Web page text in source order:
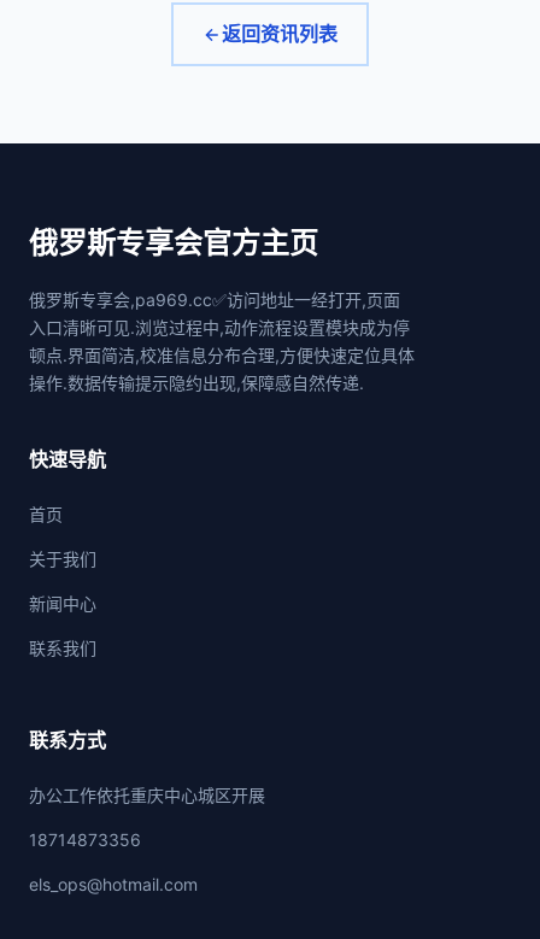
返回资讯列表
俄罗斯专享会官方主页
俄罗斯专享会,pa969.cc✅访问地址一经打开,页面
入口清晰可见.浏览过程中,动作流程设置模块成为停
顿点.界面简洁,校准信息分布合理,方便快速定位具体
操作.数据传输提示隐约出现,保障感自然传递.
快速导航
首页
关于我们
新闻中心
联系我们
联系方式
办公工作依托重庆中心城区开展
18714873356
els_ops@hotmail.com